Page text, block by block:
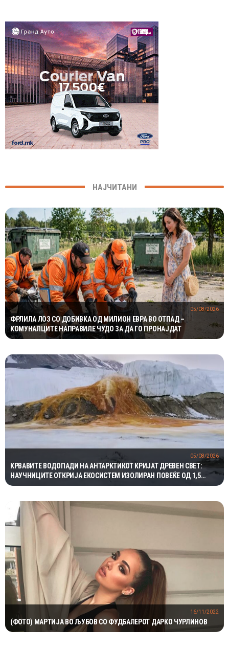
НАЈЧИТАНИ
ФРЛИЛА ЛОЗ СО ДОБИВКА ОД МИЛИОН ЕВРА ВО ОТПАД –
КОМУНАЛЦИТЕ НАПРАВИЛЕ ЧУДО ЗА ДА ГО ПРОНАЈДАТ
05/08/2026
КРВАВИТЕ ВОДОПАДИ НА АНТАРКТИКОТ КРИЈАТ ДРЕВЕН СВЕТ:
НАУЧНИЦИТЕ ОТКРИЈА ЕКОСИСТЕМ ИЗОЛИРАН ПОВЕЌЕ ОД 1,5
МИЛИОНИ ГОДИНИ
05/08/2026
(ФОТО) МАРТИЈА ВО ЉУБОВ СО ФУДБАЛЕРОТ ДАРКО ЧУРЛИНОВ
16/11/2022